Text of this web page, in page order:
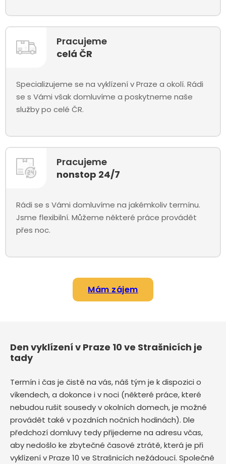
Pracujeme
celá ČR
Specializujeme se na vyklízení v Praze a okolí. Rádi
se s Vámi však domluvíme a poskytneme naše
služby po celé ČR.
Pracujeme
nonstop 24/7
Rádi se s Vámi domluvíme na jakémkoliv termínu.
Jsme flexibilní. Můžeme některé práce provádět
přes noc.
Mám zájem
Den vyklízení v Praze 10 ve Strašnicích je
tady
Termín i čas je čistě na vás, náš tým je k dispozici o
víkendech, a dokonce i v noci (některé práce, které
nebudou rušit sousedy v okolních domech, je možné
provádět také v pozdních nočních hodinách). Dle
předchozí domluvy tedy přijedeme na adresu včas,
aby nedošlo ke zbytečné časové ztrátě, která je při
vyklízení v Praze 10 ve Strašnicích nežádoucí. Společně